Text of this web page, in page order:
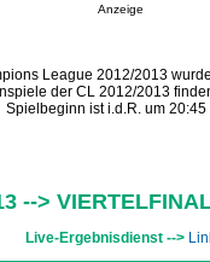
Anzeige
League 2012/2013
der CL 2012/2013
Spielbeginn ist i.d.R. um 20:45
-->
Live-Ergebnisdienst -->